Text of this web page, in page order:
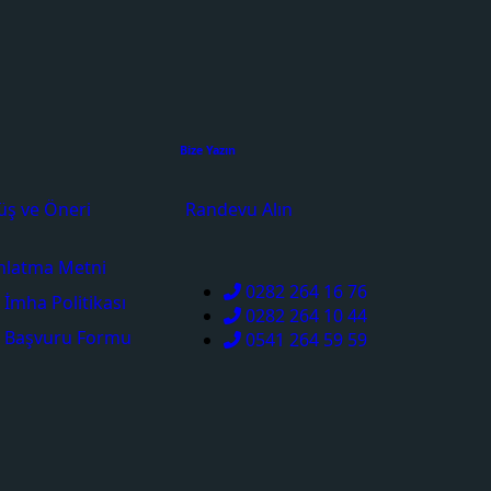
ve Öneri
Metni
Politikası
Formu
Bize Yazın
Randevu Alın
0282 264 16 76
0282 264 10 44
0541 264 59 59